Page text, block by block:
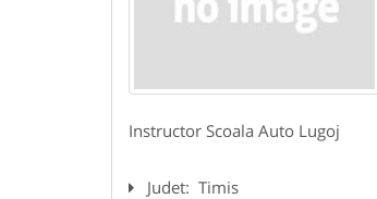
Instructor Scoala Auto Lugoj
Judet: Timis